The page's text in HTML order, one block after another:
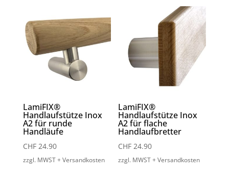
LamiFIX®
Handlaufstütze Inox
A2 für runde
Handläufe
CHF24.90
zzgl. MWST + Versandkosten
LamiFIX®
Handlaufstütze Inox
A2 für flache
Handlaufbretter
CHF 24.90
zzgl. MWST + Versandkosten